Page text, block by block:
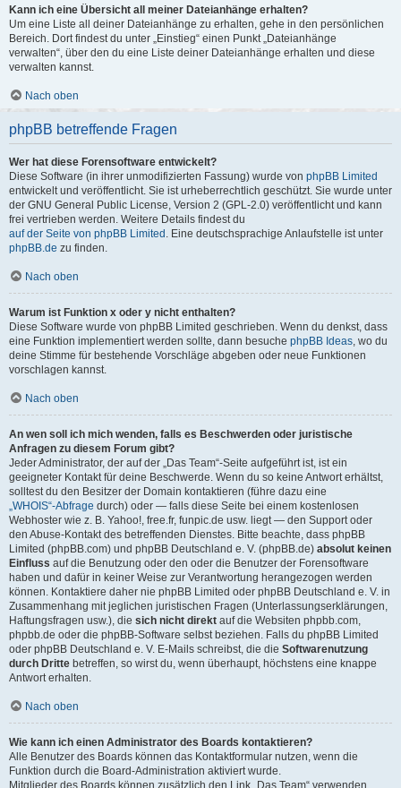
Kann ich eine Übersicht all meiner Dateianhänge erhalten?
Um eine Liste all deiner Dateianhänge zu erhalten, gehe in den persönlichen
Bereich. Dort findest du unter „Einstieg“ einen Punkt „Dateianhänge
verwalten“, über den du eine Liste deiner Dateianhänge erhalten und diese
verwalten kannst.
Nach oben
phpBB betreffende Fragen
Wer hat diese Forensoftware entwickelt?
Diese Software (in ihrer unmodifizierten Fassung) wurde von phpBB Limited
entwickelt und veröffentlicht. Sie ist urheberrechtlich geschützt. Sie wurde unter
der GNU General Public License, Version 2 (GPL-2.0) veröffentlicht und kann
frei vertrieben werden. Weitere Details findest du
auf der Seite von phpBB Limited . Eine deutschsprachige Anlaufstelle ist unter
phpBB.de zu finden.
Nach oben
Warum ist Funktion x oder y nicht enthalten?
Diese Software wurde von phpBB Limited geschrieben. Wenn du denkst, dass
eine Funktion implementiert werden sollte, dann besuche phpBB Ideas, wo du
deine Stimme für bestehende Vorschläge abgeben oder neue Funktionen
vorschlagen kannst.
Nach oben
An wen soll ich mich wenden, falls es Beschwerden oder juristische
Anfragen zu diesem Forum gibt?
Jeder Administrator, der auf der „Das Team“-Seite aufgeführt ist, ist ein
geeigneter Kontakt für deine Beschwerde. Wenn du so keine Antwort erhältst,
solltest du den Besitzer der Domain kontaktieren (führe dazu eine
„WHOIS“-Abfrage durch) oder — falls diese Seite bei einem kostenlosen
Webhoster wie z. B. Yahoo!, free.fr, funpic.de usw. liegt — den Support oder
den Abuse-Kontakt des betreffenden Dienstes. Bitte beachte, dass phpBB
Limited (phpBB.com) und phpBB Deutschland e. V. (phpBB.de) absolut keinen
Einfluss auf die Benutzung oder den oder die Benutzer der Forensoftware
haben und dafür in keiner Weise zur Verantwortung herangezogen werden
können. Kontaktiere daher nie phpBB Limited oder phpBB Deutschland e. V. in
Zusammenhang mit jeglichen juristischen Fragen (Unterlassungserklärungen,
Haftungsfragen usw.), die sich nicht direkt auf die Websiten phpbb.com,
phpbb.de oder die phpBB-Software selbst beziehen. Falls du phpBB Limited
oder phpBB Deutschland e. V. E-Mails schreibst, die die Softwarenutzung
durch Dritte betreffen, so wirst du, wenn überhaupt, höchstens eine knappe
Antwort erhalten.
Nach oben
Wie kann ich einen Administrator des Boards kontaktieren?
Alle Benutzer des Boards können das Kontaktformular nutzen, wenn die
Funktion durch die Board-Administration aktiviert wurde.
Mitglieder des Boards können zusätzlich den Link „Das Team“ verwenden.